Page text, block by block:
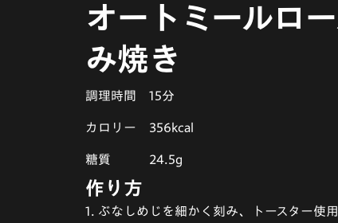
オートミールロ
み焼き
調理時間 15分
カロリー 356kcal
糖質 24.5g
作り方
1. ぶなしめじを細かく刻み、トースター使